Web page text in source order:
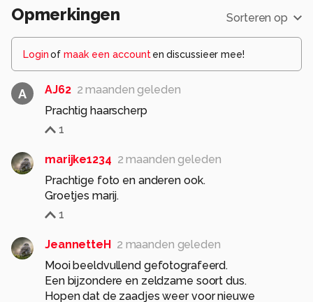
Opmerkingen Sorteren op
Loginof maak een account en discussieer mee!
A AJ62 2 maanden geleden
Prachtig haarscherp
1
marijke1234 2 maanden geleden
Prachtige foto en anderen ook.
Groetjes marij.
1
JeannetteH
2 maanden geleden
Mooi beeldvullend gefotografeerd.
Een bijzondere en zeldzame soort dus.
Hopen dat de zaadjes weer voor nieuwe